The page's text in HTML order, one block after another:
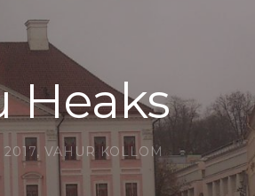
Heaks
VAHUR KOLLOM